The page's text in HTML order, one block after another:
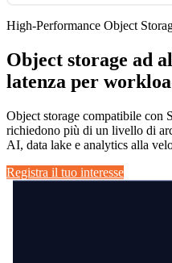
High-Performance Object
Object storage ad
latenza per
Object storage compatibile con
richiedono più di un livello di
AI, data lake e analytics alla
Registra il tuo interesse